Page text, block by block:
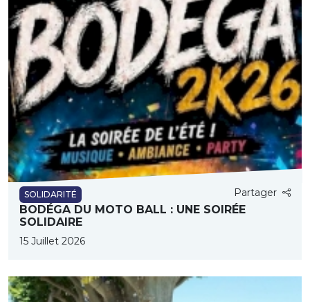
SOLIDARITÉ Partager
BODÉGA DU MOTO BALL : UNE SOIRÉE
SOLIDAIRE
15 Juillet 2026